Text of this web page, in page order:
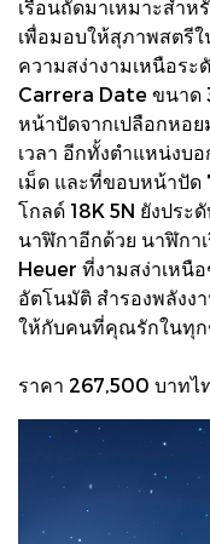
เรือนถัดมาเหมาะสำ
เพื่อมอบให้สุภาพสตรี
ความสง่างามเหนือร
Carrera Date ขนาด
หน้าปัดจากเปลือกหอ
เวลา อีกทั้งตำแหน่งบ
เม็ด และที่ขอบหน้าปัด
โกลด์ 18K 5N ยังประ
นาฬิกาอีกด้วย นาฬิกา
Heuer ที่งามสง่าเหนื
อัตโนมัติ สำรองพลังง
ให้กับคนที่คุณรักในทุก
ราคา 267,500 บาทไ